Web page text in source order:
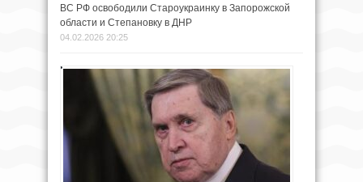
ВС РФ освободили Староукраинку в Запорожской
области и Степановку в ДНР
04.02.2026 20:25